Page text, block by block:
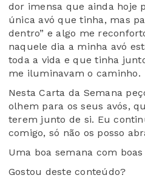
dor imensa que ainda hoje
única avó que tinha, mas
dentro” e algo me
naquele dia a minha avó
toda a vida e que tinha
me iluminavam o caminho.
Nesta Carta da Semana
olhem para os seus avós,
terem junto de si. Eu
comigo, só não os posso
Uma boa semana com
Gostou deste conteúdo?